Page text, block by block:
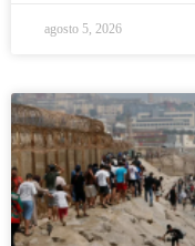
agosto 5, 2026